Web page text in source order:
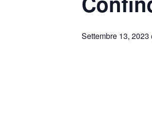
Settembre 13, 2023